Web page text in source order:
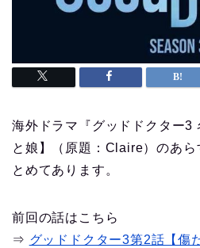
海外ドラマ『グッドドクター3
と娘】（原題：Claire）のあら
とめてあります。
前回の話はこちら
⇒ グッドドクター3第2話【傷